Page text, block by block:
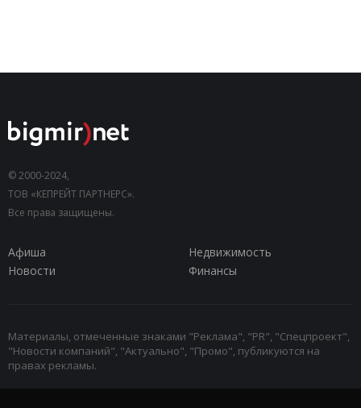
© 2000-2024,
ТОВ «КЕПРЕЙТ ПАРТНЕРС».
Все права защищены.
Афиша
Недвижимость
Новости
Финансы
Материалы, отмеченные знаками "Реклама", "PR", "Спецпроект",
"Новости компаний", "Актуально", "Промо", публикуются на
правах рекламы.